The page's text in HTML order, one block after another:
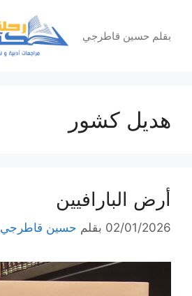
المحتوىبقلم حسين قاطرجي
هديل كشور
أرض البارافيين
02/01/2026 بقلم حسين قاطرجي